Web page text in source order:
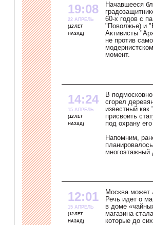
19:08
22 АПРЕЛЬ
12 ЛЕТ
НАЗАД
Начавшееся
60-х годов с
"Поволжье) и
Активисты
не против
момент.
14:24
15 АПРЕЛЬ
12 ЛЕТ
НАЗАД
В
сгорел
известный
присвоить
под охрану
Напомним,
12:01
15 АПРЕЛЬ
12 ЛЕТ
НАЗАД
Москва может
Речь идет о
в доме
магазина
которые до